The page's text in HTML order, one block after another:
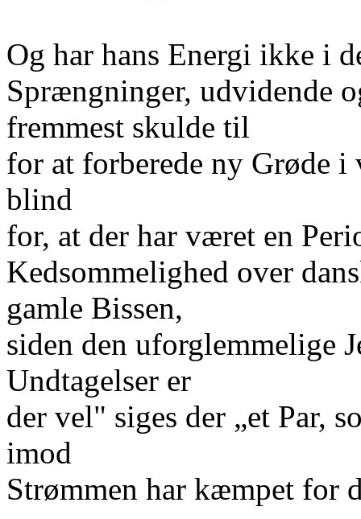
Og har hans Energi ikke i
Sprængninger, udvidende
fremmest skulde til
for at forberede ny Grøde
blind
for, at der har været en
Kedsommelighed over
gamle Bissen,
siden den uforglemmelige
Undtagelser er
der vel" siges der „et Par,
imod
Strømmen har kæmpet for